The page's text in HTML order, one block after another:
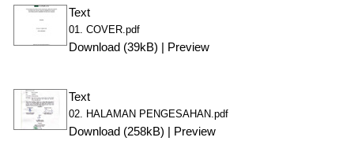
Text
01. COVER.pdf
Download (39kB) Preview
Text
02. HALAMAN PENGESAHAN.pdf
Download (258kB) Preview